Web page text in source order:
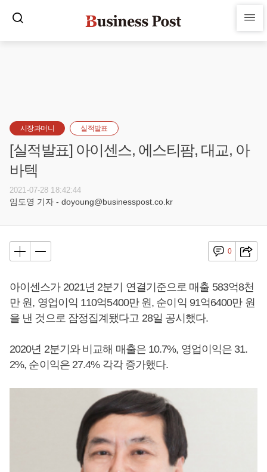
시장과머니 실적발표
[실적발표] 아이센스, 에스티팜, 대교, 아
바텍
2021-07-28 18:42:44
임도영 기자 - doyoung@businesspost.co.kr
0
아이센스가 2021년 2분기 연결기준으로 매출 583억8천
만 원, 영업이익 110억5400만 원, 순이익 91억6400만 원
을 낸 것으로 잠정집계됐다고 28일 공시했다.
2020년 2분기와 비교해 매출은 10.7%, 영업이익은 31.
2%, 순이익은 27.4% 각각 증가했다.